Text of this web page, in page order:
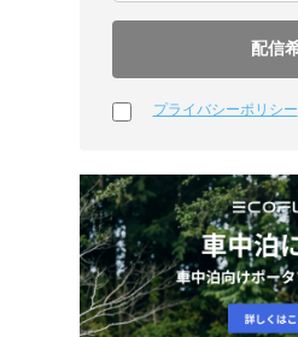
プライバシーポリシー